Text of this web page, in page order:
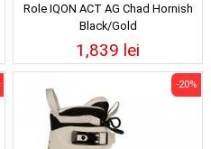
Role IQON ACT AG Chad Hornish
Black/Gold
1,839 lei
-20%